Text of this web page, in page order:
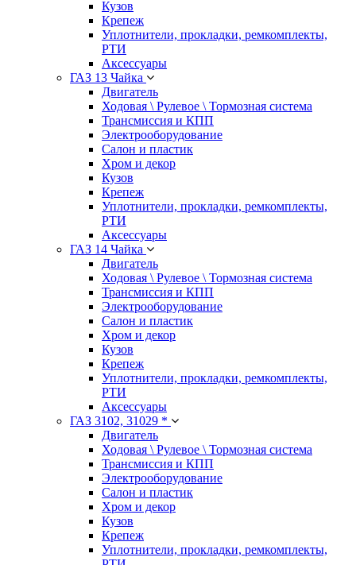
Кузов
Крепеж
Уплотнители, прокладки, ремкомплекты,
РТИ
Аксессуары
ГАЗ 13 Чайка
Двигатель
Ходовая \ Рулевое \ Тормозная система
Трансмиссия и КПП
Электрооборудование
Салон и пластик
Хром и декор
Кузов
Крепеж
Уплотнители, прокладки, ремкомплекты,
РТИ
Аксессуары
ГАЗ 14 Чайка
Двигатель
Ходовая \ Рулевое \ Тормозная система
Трансмиссия и КПП
Электрооборудование
Салон и пластик
Хром и декор
Кузов
Крепеж
Уплотнители, прокладки, ремкомплекты,
РТИ
Аксессуары
ГАЗ 3102, 31029 *
Двигатель
Ходовая \ Рулевое \ Тормозная система
Трансмиссия и КПП
Электрооборудование
Салон и пластик
Хром и декор
Кузов
Крепеж
Уплотнители, прокладки, ремкомплекты,